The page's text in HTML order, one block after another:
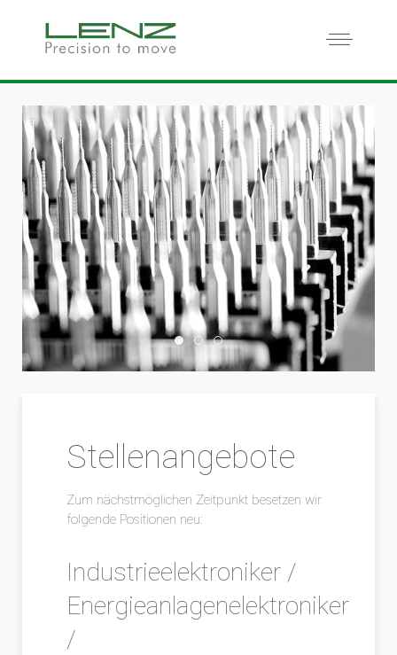
Home Slide01
Home Slide03
Home Slide02
Stellenangebote
Zum nächstmöglichen Zeitpunkt besetzen wir
folgende Positionen neu:
Industrieelektroniker /
Energieanlagenelektroniker
/